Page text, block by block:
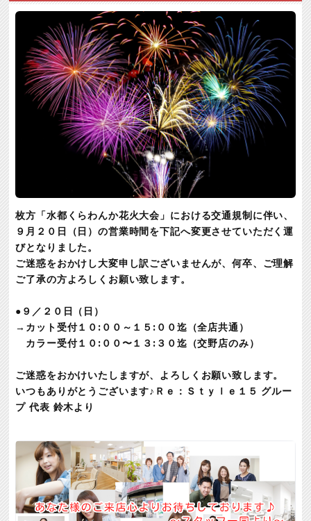
枚方「水都くらわんか花火大会」における交通規制に伴い、
９月２０日（日）の営業時間を下記へ変更させていただく運
びとなりました。
ご迷惑をおかけし大変申し訳ございませんが、何卒、ご理解
ご了承の方よろしくお願い致します。
●９／２０日（日）
→カット受付１０:００～１５:００迄（全店共通）
カラー受付１０:００〜１３:３０迄（交野店のみ）
ご迷惑をおかけいたしますが、よろしくお願い致します。
いつもありがとうございます♪ Ｒｅ：Ｓｔｙｌｅ１５ グルー
プ 代表 鈴木より